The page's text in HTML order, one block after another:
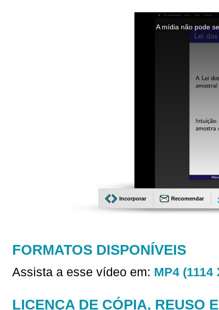
A mídia não pode
Incorporar Recomendar
FORMATOS DISPONÍVEIS
Assista a esse vídeo em: MP4 (1114
LICENÇA DE CÓPIA, REUSO